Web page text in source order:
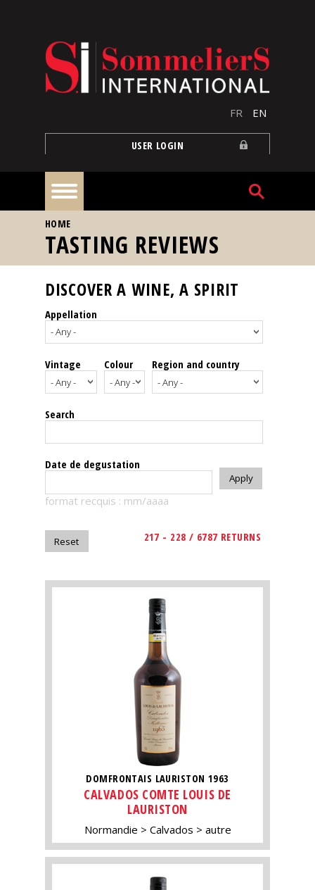
FR EN
USER LOGIN
Home
Our
events
Spirits
Tasting
reviews
The
magazine
Magazine
YOU ARE HERE
HOME
TASTING REVIEWS
DISCOVER A WINE, A SPIRIT
Appellation
Vintage Colour Region and country
Search
Date de degustation
format recquis : mm/aaaa
217 - 228 / 6787 RETURNS
DOMFRONTAIS LAURISTON 1963
CALVADOS COMTE LOUIS DE
LAURISTON
Normandie Calvados autre